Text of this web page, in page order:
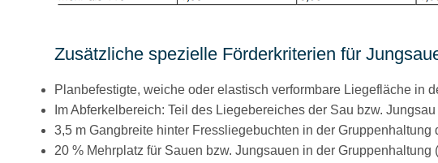
Zusätzliche spezielle Förderkriterien für
Planbefestigte, weiche oder elastisch verformbare Liegefläche in
Im Abferkelbereich: Teil des Liegebereiches der Sau bzw.
3,5 m Gangbreite hinter Fressliegebuchten in der
20 % Mehrplatz für Sauen bzw. Jungsauen in der Gruppenhaltung